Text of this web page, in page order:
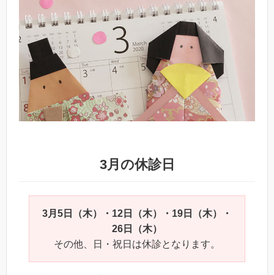
3月の休診日
3月5日（木）・12日（木）・19日（木）・
26日（木）
その他、日・祝日は休診となります。